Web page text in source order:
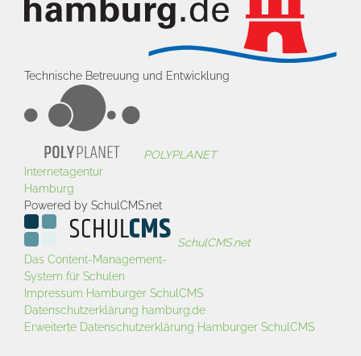
Technische Betreuung und Entwicklung
POLYPLANET
Internetagentur
Hamburg
Powered by SchulCMS.net
SchulCMS.net
Das Content-Management-
System für Schulen
Impressum Hamburger SchulCMS
Datenschutzerklärung hamburg.de
Erweiterte Datenschutzerklärung Hamburger SchulCMS